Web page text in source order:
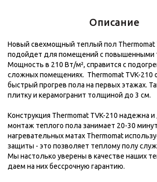
Описание
Новый свехмощный теплый пол Thermomat
подойдет для помещений с повышенными
Мощность в 210 Вт/м², справится с
сложных помещениях. Thermomat TVK-210
быстрый прогрев пола на первых этажах.
плитку и керамогранит толщиной до 3 см.
Конструкция Thermomat TVK-210 надежна и
монтаж теплого пола занимает 20-30
нагревательных матах Thermomat
защиты - это позволяет теплому полу
Мы настолько уверены в качестве наших
даем на них бессрочную гарантию.